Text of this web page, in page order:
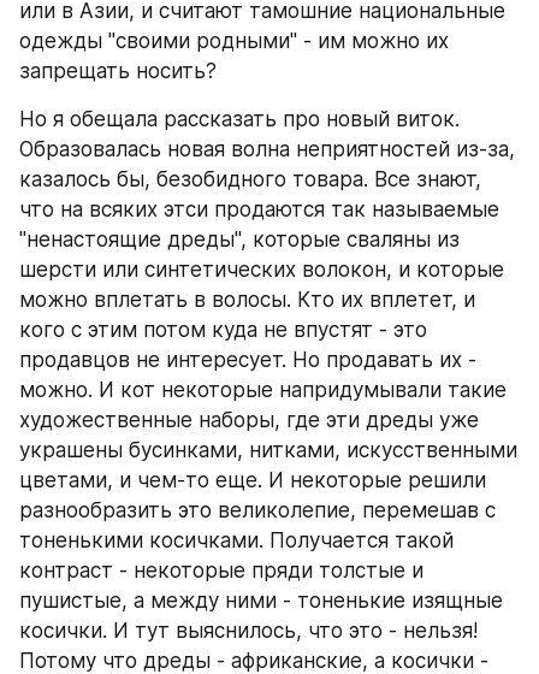
или в Азии, и считают тамошние национальные
одежды "своими родными" - им можно их
запрещать носить?
Но я обещала рассказать про новый виток.
Образовалась новая волна неприятностей из-за,
казалось бы, безобидного товара. Все знают,
что на всяких этси продаются так называемые
"ненастоящие дреды", которые сваляны из
шерсти или синтетических волокон, и которые
можно вплетать в волосы. Кто их вплетет, и
кого с этим потом куда не впустят - это
продавцов не интересует. Но продавать их -
можно. И кот некоторые напридумывали такие
художественные наборы, где эти дреды уже
украшены бусинками, нитками, искусственными
цветами, и чем-то еще. И некоторые решили
разнообразить это великолепие, перемешав с
тоненькими косичками. Получается такой
контраст - некоторые пряди толстые и
пушистые, а между ними - тоненькие изящные
косички. И тут выяснилось, что это - нельзя!
Потому что дреды - африканские, а косички -